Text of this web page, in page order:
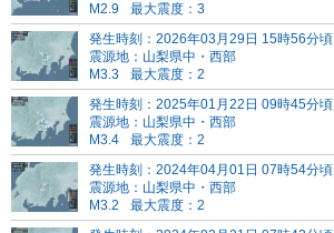
M2.9
最大震度：3
発生時刻：2026年03月29日 15時56分頃
震源地：山梨県中・西部
M3.3
最大震度：2
発生時刻：2025年01月22日 09時45分頃
震源地：山梨県中・西部
M3.4
最大震度：2
発生時刻：2024年04月01日 07時54分頃
震源地：山梨県中・西部
M3.2
最大震度：2